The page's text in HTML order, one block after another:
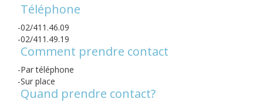
Téléphone
02/411.46.09
02/411.49.19
Comment prendre contact
Par téléphone
Sur place
Quand prendre contact?